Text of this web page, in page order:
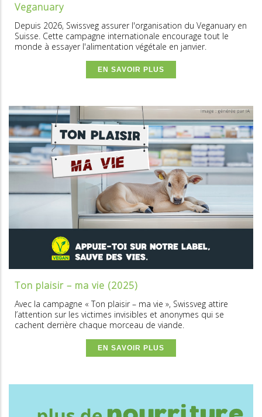
Veganuary
Depuis 2026, Swissveg assurer l'organisation du Veganuary en
Suisse. Cette campagne internationale encourage tout le
monde à essayer l'alimentation végétale en janvier.
EN SAVOIR PLUS
Ton plaisir – ma vie (2025)
Avec la campagne « Ton plaisir – ma vie », Swissveg attire
l’attention sur les victimes invisibles et anonymes qui se
cachent derrière chaque morceau de viande.
EN SAVOIR PLUS